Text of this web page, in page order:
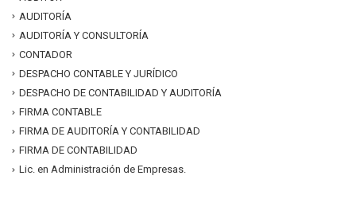
AUDITORÍA
AUDITORÍA Y CONSULTORÍA
CONTADOR
DESPACHO CONTABLE Y JURÍDICO
DESPACHO DE CONTABILIDAD Y AUDITORÍA
FIRMA CONTABLE
FIRMA DE AUDITORÍA Y CONTABILIDAD
FIRMA DE CONTABILIDAD
Lic. en Administración de Empresas.